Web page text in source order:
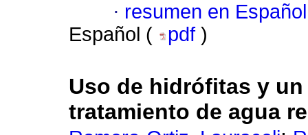
· resumen en Español
Español (
pdf )
Uso de hidrófitas y
tratamiento de agua